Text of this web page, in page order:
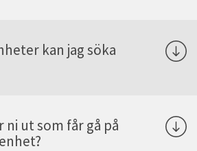
kan jag söka
ni ut som får gå på